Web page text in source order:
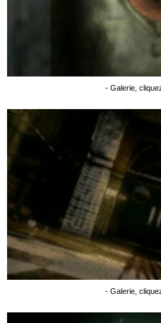
- Galerie,
- Galerie,